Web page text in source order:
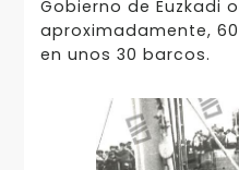
Gobierno de Euzkadi
aproximadamente,
en unos 30 barcos.